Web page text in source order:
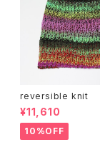
reversible knit
¥11,610
10%OFF